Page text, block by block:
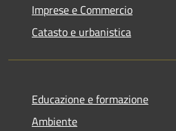
Imprese e Commercio
Catasto e urbanistica
Educazione e formazione
Ambiente